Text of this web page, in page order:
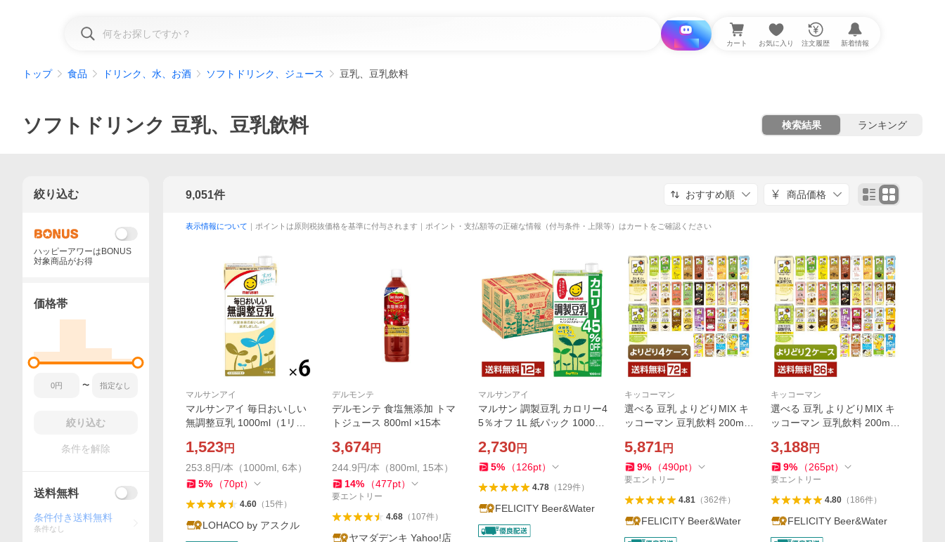
i と探す カート お気に入り 注文履歴 新着情報
トップ 食品 ドリンク、水、お酒 ソフトドリンク、ジュース 豆乳、豆乳飲料
ソフトドリンク 豆乳、豆乳飲料 検索結果 ランキング
9,051件 おすすめ順 商品価格
表示情報について ｜ポイントは原則税抜価格を基準に付与されます｜ポイント・支払額等の正確な情報（付与条件・上限等）はカートをご確認ください
マルサンアイ
マルサンアイ 毎日おいしい
無調整豆乳 1000ml（1リッ
1,523円
253.8円/本（1000ml, 6本）
5% （70pt）
4.60（ 15件）
LOHACO by アスクル
デルモンテ
デルモンテ 食塩無添加 トマ
トジュース 800ml ×15本
3,674円
244.9円/本（800ml, 15本）
14% （477pt）
要エントリー
4.68（ 107件）
ヤマダデンキ Yahoo!店
マルサンアイ
マルサン 調製豆乳 カロリー4
5％オフ 1L 紙パック 1000ml
料
2,730円
5% （126pt）
4.78（ 129件）
FELICITY Beer&Water
キッコーマン
選べる 豆乳 よりどりMIX キ
ッコーマン 豆乳飲料 200ml
よりどり4ケース 送料無料
5,871円
9% （490pt）
要エントリー
4.81（362件）
FELICITY Beer&Water
キッコーマン
選べる 豆乳 よりどりMIX キ
ッコーマン 豆乳飲料 200ml
よりどり2ケース 送料無料
3,188円
9% （265pt）
要エントリー
4.80（ 186件）
FELICITY Beer&Water
絞り込む
ハッピーアワーはBONUS
対象商品がお得
価格帯
〜
絞り込む
条件を解除
送料無料
条件付き送料無料
条件なし